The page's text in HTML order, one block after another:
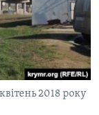
2018 року